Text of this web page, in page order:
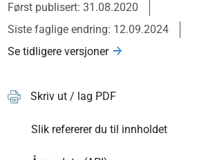
Først publisert: 31.08.2020
Siste faglige endring: 12.09.2024
Se tidligere versjoner
Skriv ut / lag PDF
Slik refererer du til innholdet